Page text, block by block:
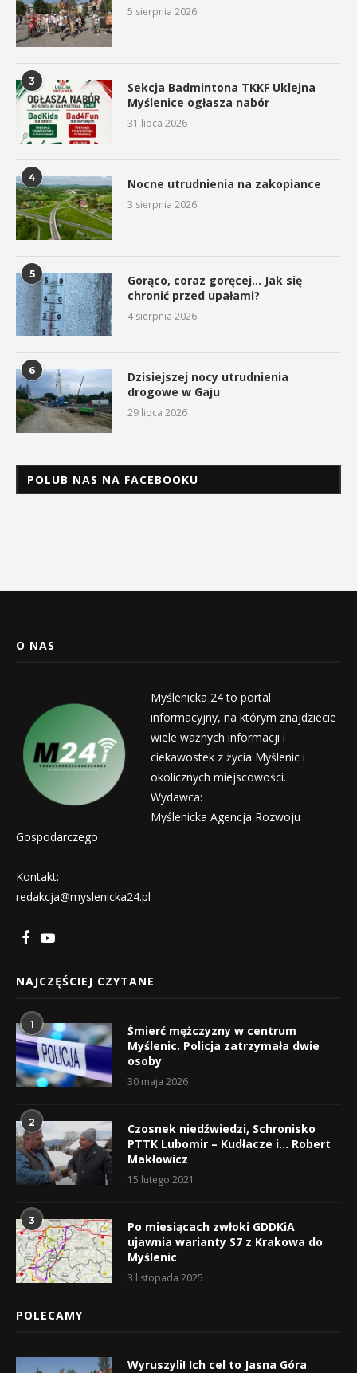
5 sierpnia 2026
3
Sekcja Badmintona TKKF Uklejna
Myślenice ogłasza nabór
31 lipca 2026
4 Nocne utrudnienia na zakopiance
3 sierpnia 2026
5
Gorąco, coraz goręcej… Jak się
chronić przed upałami?
4 sierpnia 2026
6
Dzisiejszej nocy utrudnienia
drogowe w Gaju
29 lipca 2026
POLUB NAS NA FACEBOOKU
O NAS
Myślenicka 24 to portal
informacyjny, na którym znajdziecie
wiele ważnych informacji i
ciekawostek z życia Myślenic i
okolicznych miejscowości.
Wydawca:
Myślenicka Agencja Rozwoju
Gospodarczego
Kontakt:
redakcja@myslenicka24.pl
NAJCZĘŚCIEJ CZYTANE
1
Śmierć mężczyzny w centrum
Myślenic. Policja zatrzymała dwie
osoby
30 maja 2026
2
Czosnek niedźwiedzi, Schronisko
PTTK Lubomir – Kudłacze i… Robert
Makłowicz
15 lutego 2021
3
Po miesiącach zwłoki GDDKiA
ujawnia warianty S7 z Krakowa do
Myślenic
3 listopada 2025
POLECAMY
Wyruszyli! Ich cel to Jasna Góra